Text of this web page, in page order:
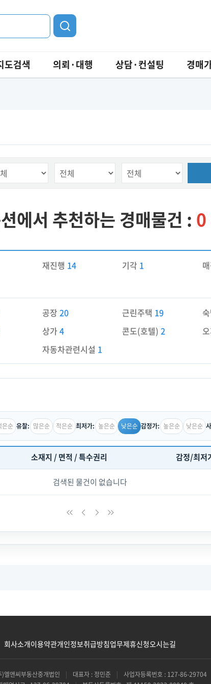
도검색 의뢰·대행 상담·컨설팅 경매
에서 추천하는 경매물건 : 0
재진행 14 기각 1
공장20 근린주택 19
상가4 콘도(호텔)2
자동차관련시설 1
은순 유찰: 많은순 적은순 최저가: 높은순 낮은순 감정가: 높은순 낮은순
소재지 / 면적 / 특수권리 감정/최저
검색된 물건이 없습니다
회사소개이용약관개인정보취급방침업무제휴신청오시는길
)엘앤씨부동산중개법인 | 대표자 : 정민준 |
사업자등록번호 : 127-86-29704